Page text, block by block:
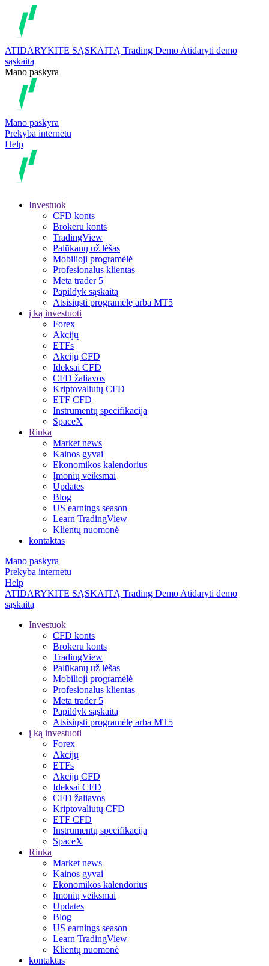
ATIDARYKITE SĄSKAITĄ Trading Demo Atidaryti demo
sąskaitą
Mano paskyra
Mano paskyra
Prekyba internetu
Help
Investuok
CFD konts
Brokeru konts
TradingView
Palūkanų už lėšas
Mobilioji programėlė
Profesionalus klientas
Meta trader 5
Papildyk sąskaitą
Atsisiųsti programėlę arba MT5
į ką investuoti
Forex
Akcijų
ETFs
Akcijų CFD
Ideksai CFD
CFD žaliavos
Kriptovaliutų CFD
ETF CFD
Instrumentų specifikacija
SpaceX
Rinka
Market news
Kainos gyvai
Ekonomikos kalendorius
Įmonių veiksmai
Updates
Blog
US earnings season
Learn TradingView
Klientų nuomonė
kontaktas
Mano paskyra
Prekyba internetu
Help
ATIDARYKITE SĄSKAITĄ Trading Demo Atidaryti demo
sąskaitą
Investuok
CFD konts
Brokeru konts
TradingView
Palūkanų už lėšas
Mobilioji programėlė
Profesionalus klientas
Meta trader 5
Papildyk sąskaitą
Atsisiųsti programėlę arba MT5
į ką investuoti
Forex
Akcijų
ETFs
Akcijų CFD
Ideksai CFD
CFD žaliavos
Kriptovaliutų CFD
ETF CFD
Instrumentų specifikacija
SpaceX
Rinka
Market news
Kainos gyvai
Ekonomikos kalendorius
Įmonių veiksmai
Updates
Blog
US earnings season
Learn TradingView
Klientų nuomonė
kontaktas